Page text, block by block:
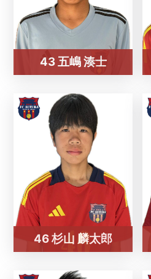
43 五嶋 湊士
46 杉山 麟太郎